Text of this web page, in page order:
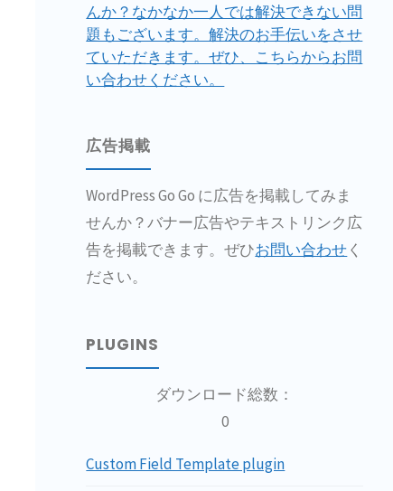
んか？なかなか一人では解決できない問
題もございます。解決のお手伝いをさせ
ていただきます。ぜひ、こちらからお問
い合わせください。
広告掲載
WordPress Go Go に広告を掲載してみま
せんか？バナー広告やテキストリンク広
告を掲載できます。ぜひお問い合わせく
ださい。
PLUGINS
ダウンロード総数：
0
Custom Field Template plugin